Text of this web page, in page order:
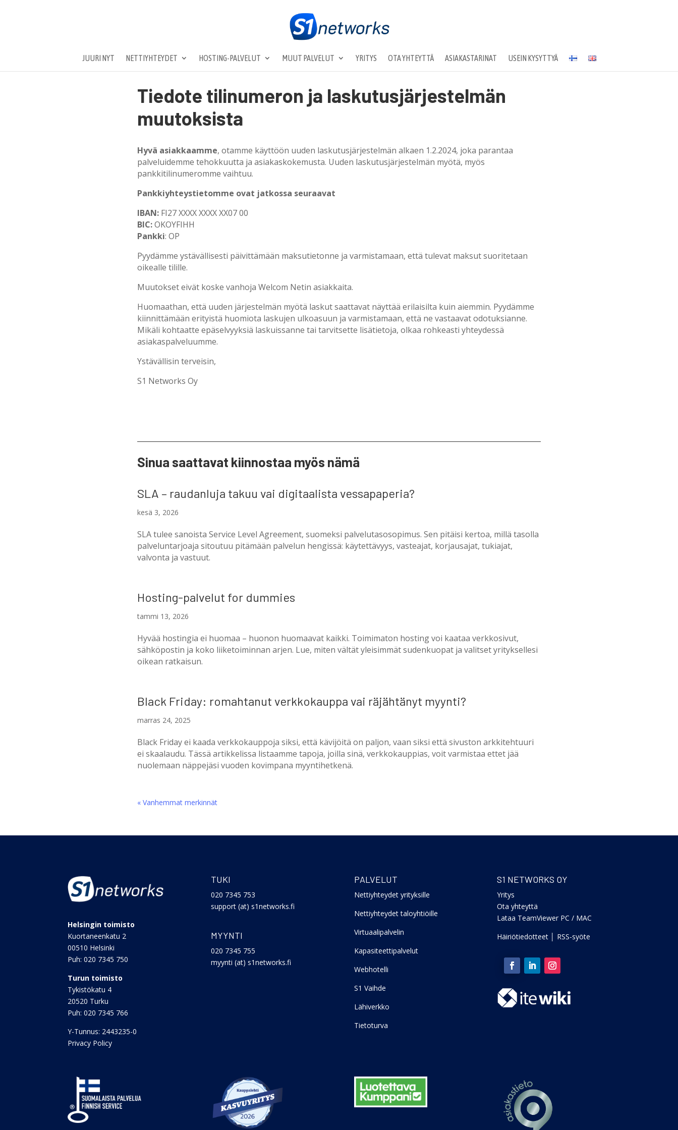
JUURI NYT NETTIYHTEYDET HOSTING-PALVELUT MUUT PALVELUT YRITYS OTA YHTEYTTÄ ASIAKASTARINAT USEIN KYSYTTYÄ
Tiedote tilinumeron ja laskutusjärjestelmän
muutoksista
Hyvä asiakkaamme, otamme käyttöön uuden laskutusjärjestelmän alkaen 1.2.2024, joka parantaa
palveluidemme tehokkuutta ja asiakaskokemusta. Uuden laskutusjärjestelmän myötä, myös
pankkitilinumeromme vaihtuu.
Pankkiyhteystietomme ovat jatkossa seuraavat
IBAN: FI27 XXXX XXXX XX07 00
BIC:OKOYFIHH
Pankki: OP
Pyydämme ystävällisesti päivittämään maksutietonne ja varmistamaan, että tulevat maksut suoritetaan
oikealle tilille.
Muutokset eivät koske vanhoja Welcom Netin asiakkaita.
Huomaathan, että uuden järjestelmän myötä laskut saattavat näyttää erilaisilta kuin aiemmin. Pyydämme
kiinnittämään erityistä huomiota laskujen ulkoasuun ja varmistamaan, että ne vastaavat odotuksianne.
Mikäli kohtaatte epäselvyyksiä laskuissanne tai tarvitsette lisätietoja, olkaa rohkeasti yhteydessä
asiakaspalveluumme.
Ystävällisin terveisin,
S1 Networks Oy
Sinua saattavat kiinnostaa myös nämä
SLA – raudanluja takuu vai digitaalista vessapaperia?
kesä 3, 2026
SLA tulee sanoista Service Level Agreement, suomeksi palvelutasosopimus. Sen pitäisi kertoa, millä tasolla
palveluntarjoaja sitoutuu pitämään palvelun hengissä: käytettävyys, vasteajat, korjausajat, tukiajat,
valvonta ja vastuut.
Hosting-palvelut for dummies
tammi 13, 2026
Hyvää hostingia ei huomaa – huonon huomaavat kaikki. Toimimaton hosting voi kaataa verkkosivut,
sähköpostin ja koko liiketoiminnan arjen. Lue, miten vältät yleisimmät sudenkuopat ja valitset yrityksellesi
oikean ratkaisun.
Black Friday: romahtanut verkkokauppa vai räjähtänyt myynti?
marras 24, 2025
Black Friday ei kaada verkkokauppoja siksi, että kävijöitä on paljon, vaan siksi että sivuston arkkitehtuuri
ei skaalaudu. Tässä artikkelissa listaamme tapoja, joilla sinä, verkkokauppias, voit varmistaa ettet jää
nuolemaan näppejäsi vuoden kovimpana myyntihetkenä.
« Vanhemmat merkinnät
Helsingin toimisto
Kuortaneenkatu 2
00510 Helsinki
Puh:020 7345 750
Turun toimisto
Tykistökatu 4
20520 Turku
Puh:020 7345 766
Y-Tunnus: 2443235-0
Privacy Policy
TUKI
020 7345 753
support (at) s1networks.fi
MYYNTI
020 7345 755
myynti (at) s1networks.fi
PALVELUT
Nettiyhteydet yrityksille
Nettiyhteydet taloyhtiöille
Virtuaalipalvelin
Kapasiteettipalvelut
Webhotelli
S1 Vaihde
Lähiverkko
Tietoturva
S1 NETWORKS OY
Yritys
Ota yhteyttä
Lataa TeamViewer PC / MAC
Häiriötiedotteet
RSS-syöte